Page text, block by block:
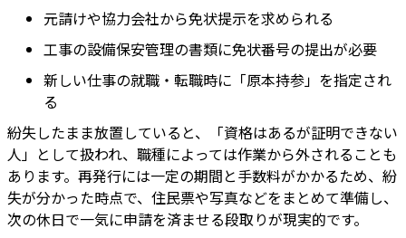
元請けや協力会社から免状提示を求められる
工事の設備保安管理の書類に免状番号の提出が必要
新しい仕事の就職・転職時に「原本持参」を指定され
る
紛失したまま放置していると、「資格はあるが証明できない
人」として扱われ、職種によっては作業から外されることも
あります。再発行には一定の期間と手数料がかかるため、紛
失が分かった時点で、住民票や写真などをまとめて準備し、
次の休日で一気に申請を済ませる段取りが現実的です。